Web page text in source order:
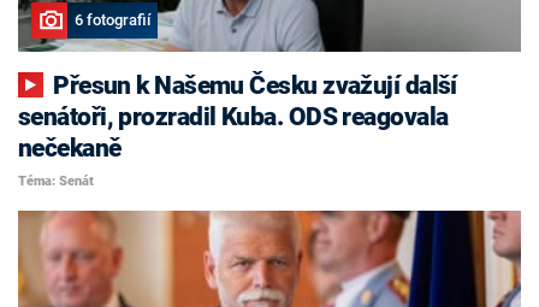
6 fotografií
senátoři, prozradil Kuba. ODS reagovala
nečekaně
Téma: Senát